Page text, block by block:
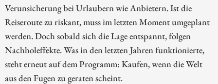
Verunsicherung bei Urlaubern wie Anbietern. Ist die
Reiseroute zu riskant, muss im letzten Moment umgeplant
werden. Doch sobald sich die Lage entspannt, folgen
Nachholeffekte. Was in den letzten Jahren funktionierte,
steht erneut auf dem Programm: Kaufen, wenn die Welt
aus den Fugen zu geraten scheint.